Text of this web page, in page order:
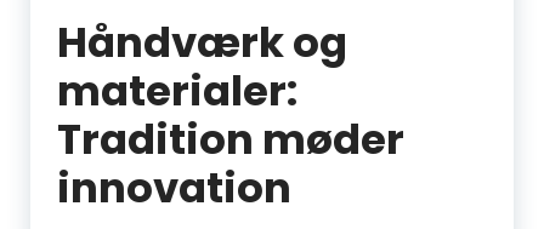
Håndværk og
materialer:
Tradition møder
innovation